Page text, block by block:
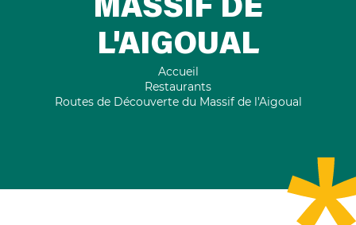
MASSIF DE
L'AIGOUAL
Accueil
Restaurants
Routes de Découverte du Massif de l'Aigoual